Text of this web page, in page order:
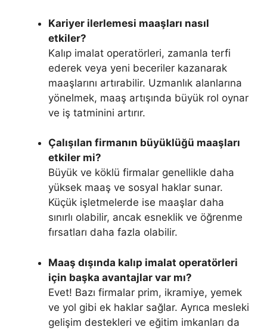
Kariyer ilerlemesi maaşları nasıl
etkiler?
Kalıp imalat operatörleri, zamanla terfi
ederek veya yeni beceriler kazanarak
maaşlarını artırabilir. Uzmanlık alanlarına
yönelmek, maaş artışında büyük rol oynar
ve iş tatminini artırır.
Çalışılan firmanın büyüklüğü maaşları
etkiler mi?
Büyük ve köklü firmalar genellikle daha
yüksek maaş ve sosyal haklar sunar.
Küçük işletmelerde ise maaşlar daha
sınırlı olabilir, ancak esneklik ve öğrenme
fırsatları daha fazla olabilir.
Maaş dışında kalıp imalat operatörleri
için başka avantajlar var mı?
Evet! Bazı firmalar prim, ikramiye, yemek
ve yol gibi ek haklar sağlar. Ayrıca mesleki
gelişim destekleri ve eğitim imkanları da